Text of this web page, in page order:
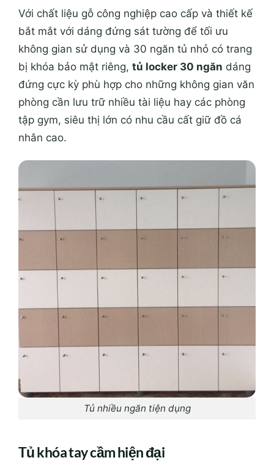
Với chất liệu gỗ công nghiệp cao cấp và thiết kế
bắt mắt với dáng đứng sát tường để tối ưu
không gian sử dụng và 30 ngăn tủ nhỏ có trang
bị khóa bảo mật riêng, tủ locker 30 ngăn dáng
đứng cực kỳ phù hợp cho những không gian văn
phòng cần lưu trữ nhiều tài liệu hay các phòng
tập gym, siêu thị lớn có nhu cầu cất giữ đồ cá
nhân cao.
Tủ nhiều ngăn tiện dụng
Tủ khóa tay cầm hiện đại